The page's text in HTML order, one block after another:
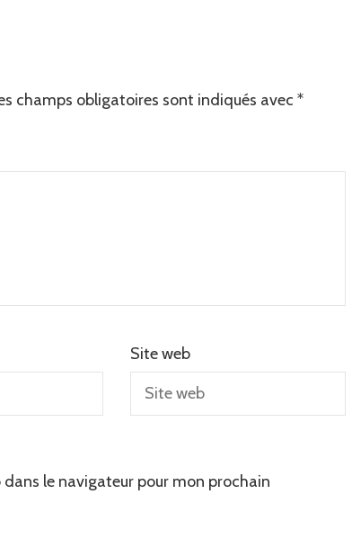
champs obligatoires sont indiqués avec *
Site web
le navigateur pour mon prochain